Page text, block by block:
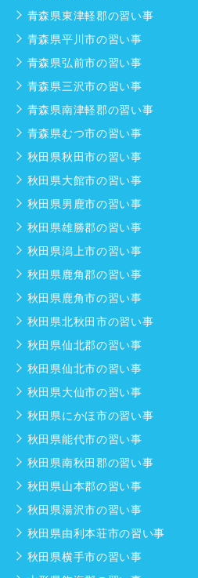
青森県東津軽郡の習い事
青森県平川市の習い事
青森県弘前市の習い事
青森県三沢市の習い事
青森県南津軽郡の習い事
青森県むつ市の習い事
秋田県秋田市の習い事
秋田県大館市の習い事
秋田県男鹿市の習い事
秋田県雄勝郡の習い事
秋田県潟上市の習い事
秋田県鹿角郡の習い事
秋田県鹿角市の習い事
秋田県北秋田市の習い事
秋田県仙北郡の習い事
秋田県仙北市の習い事
秋田県大仙市の習い事
秋田県にかほ市の習い事
秋田県能代市の習い事
秋田県南秋田郡の習い事
秋田県山本郡の習い事
秋田県湯沢市の習い事
秋田県由利本荘市の習い事
秋田県横手市の習い事